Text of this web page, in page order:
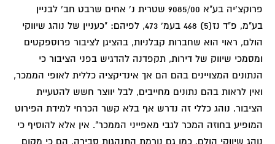
פרוקצ'יה בע"א 9085/00 שטרית נ' אחים שרבט חב' לבניין
בע"מ, פ"ד נז(5) 468 בעמ' 473, לפיהם: "כעניין של נוהג שיווקי
הולם, ראוי הוא שחברות קבלניות, בהציגן לציבור פרוספקטים
ומסמכי שיווק של דירות, תקפדנה להדגיש בפני הציבור כי
הנתונים המצויינים בהם הם אך אינדיקציה כללית לאופי הממכר,
ואין לראות בהם נתונים מחייבים, לבל יווצר חשש להטעיית
הציבור. נוהג כללי זה נדרש אף בלא קשר הכרחי למידת הפירוט
המופיע בחוזה המכר לגבי מאפייני הממכר". אין אלא להוסיף כי